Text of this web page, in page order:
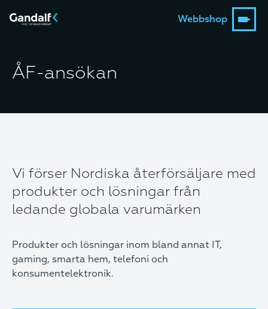
Webbshop
ÅF-ansökan
Vi förser Nordiska återförsäljare med
produkter och lösningar från
ledande globala varumärken
Produkter och lösningar inom bland annat IT,
gaming, smarta hem, telefoni och
konsumentelektronik.